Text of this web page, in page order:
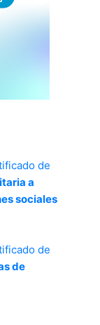
de
a
sociales
de
de